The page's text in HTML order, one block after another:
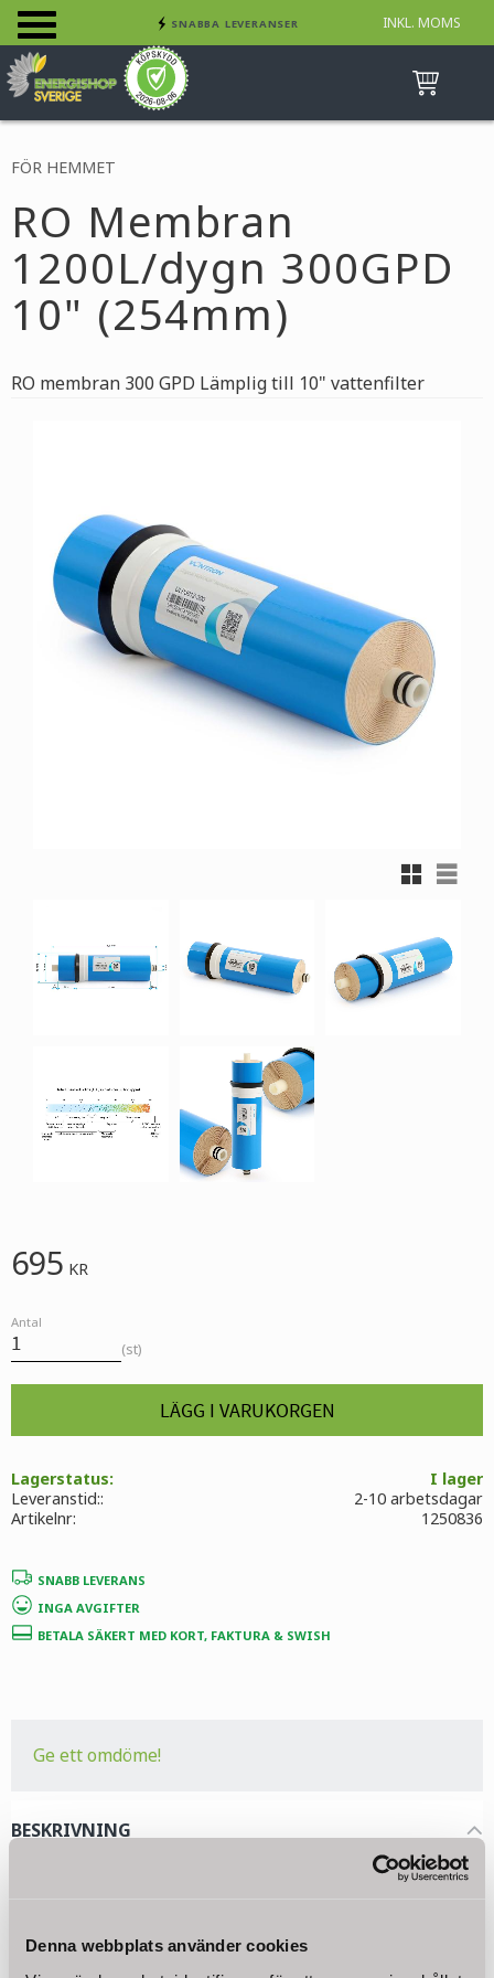
Denna webbplats använder cookies
Meny
INKL. MOMS
SNABBA LEVERANSER
BETALA SÄKERT MED KORT, FAKTURA &
SWISH
FÖR HEMMET
RO Membran
1200L/dygn 300GPD
10" (254mm)
RO membran 300 GPD Lämplig till 10" vattenfilter
Rutnätsvy
Listvy
695 KR
Antal
st
Lagerstatus
I lager
Artikelnr
1250836
Leveranstid: 2-10 arbetsdagar
SNABB LEVERANS
INGA AVGIFTER
BETALA SÄKERT MED KORT, FAKTURA & SWISH
Ge ett omdöme!
BESKRIVNING
- Modernt och miljövänligt RO membran 300 GPD